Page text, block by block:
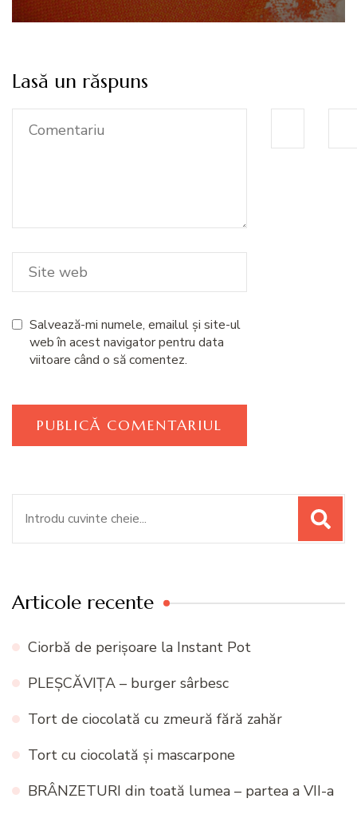
Lasă un răspuns
Salvează-mi numele, emailul și site-ul
web în acest navigator pentru data
viitoare când o să comentez.
Articole recente
Ciorbă de perișoare la Instant Pot
PLEȘCĂVIȚA – burger sârbesc
Tort de ciocolată cu zmeură fără zahăr
Tort cu ciocolată și mascarpone
BRÂNZETURI din toată lumea – partea a VII-a